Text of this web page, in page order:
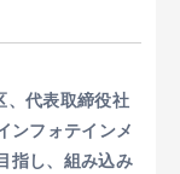
、代表取締役社
ンフォテインメ
指し、組み込み